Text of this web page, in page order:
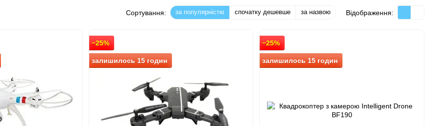
Сортування: за популярністю спочатку дешевше за назвою Відображення:
−25%
залишилось 15 годин
−25%
залишилось 15 годин